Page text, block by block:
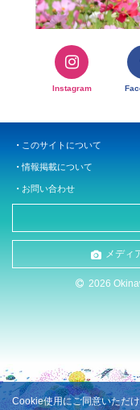
Instagram
このサイトについて
情報掲載について
お問い合わせ
メディ
2026
Cookie使用にご同意いただ